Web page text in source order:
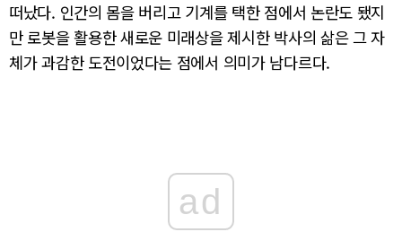
떠났다. 인간의 몸을 버리고 기계를 택한 점에서 논란도 됐지
만 로봇을 활용한 새로운 미래상을 제시한 박사의 삶은 그 자
체가 과감한 도전이었다는 점에서 의미가 남다르다.
ad